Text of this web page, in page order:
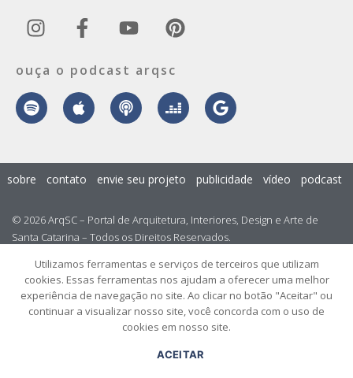
ouça o podcast arqsc
© 2026 ArqSC – Portal de Arquitetura, Interiores, Design e Arte de
Santa Catarina – Todos os Direitos Reservados.
sobre contato envie seu projeto publicidade vídeo podcast
Utilizamos ferramentas e serviços de terceiros que utilizam
cookies. Essas ferramentas nos ajudam a oferecer uma melhor
experiência de navegação no site. Ao clicar no botão "Aceitar" ou
continuar a visualizar nosso site, você concorda com o uso de
cookies em nosso site.
ACEITAR